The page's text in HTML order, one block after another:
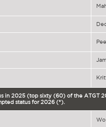
in 2025 (top sixty (60) of the
status for 2026 (*).